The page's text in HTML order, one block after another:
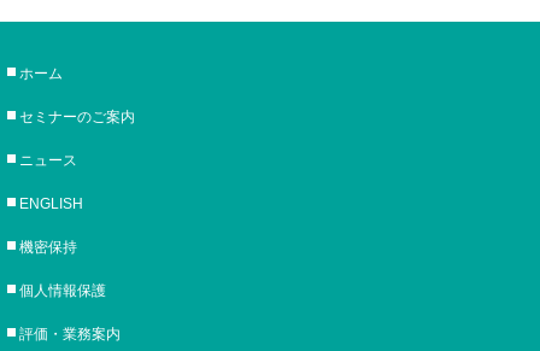
ホーム
セミナーのご案内
ニュース
ENGLISH
機密保持
個人情報保護
評価・業務案内